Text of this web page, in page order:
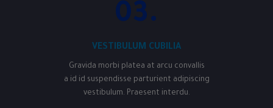
03.
VESTIBULUM CUBILIA
Gravida morbi platea at arcu convallis
a id id suspendisse parturient adipiscing
vestibulum. Praesent interdu.